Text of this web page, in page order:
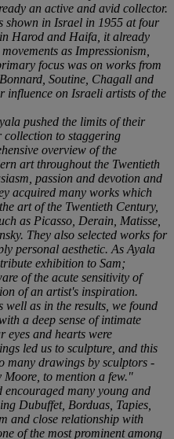
an active and avid collector.
shown in Israel in 1955 at four
Harod and Haifa, it already
as Impressionism,
focus was on works from
Soutine, Chagall and
influence on Israeli artists of the
pushed the limits of their
to staggering
overview of the
art throughout the Twentieth
passion and devotion and
acquired many works which
art of the Twentieth Century,
as Picasso, Derain, Matisse,
They also selected works for
personal aesthetic. As Ayala
exhibition to Sam;
of the acute sensitivity of
of an artist's inspiration.
well as in the results, we found
a deep sense of intimate
eyes and hearts were
led us to sculpture, and this
many drawings by sculptors -
to mention a few."
encouraged many young and
Dubuffet, Borduas, Tapies,
and close relationship with
of the most prominent among